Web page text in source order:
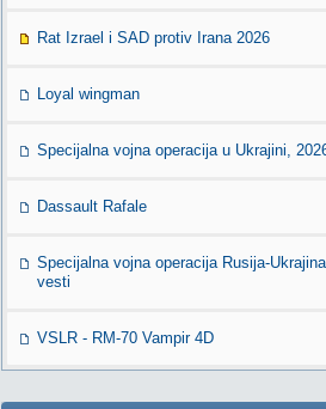
Rat Izrael i SAD protiv Irana 2026
Loyal wingman
Specijalna vojna operacija u Ukrajini,
Dassault Rafale
Specijalna vojna operacija Rusija-
vesti
VSLR - RM-70 Vampir 4D